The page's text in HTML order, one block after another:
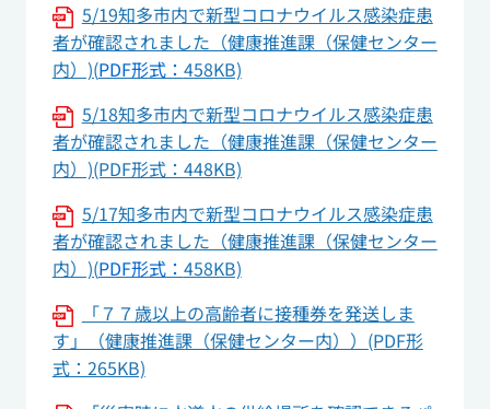
5/19知多市内で新型コロナウイルス感染症患
者が確認されました（健康推進課（保健センター
内）)(PDF形式： 458KB)
5/18知多市内で新型コロナウイルス感染症患
者が確認されました（健康推進課（保健センター
内）)(PDF形式：448KB)
5/17知多市内で新型コロナウイルス感染症患
者が確認されました（健康推進課（保健センター
内）)(PDF形式： 458KB)
「７７歳以上の高齢者に接種券を発送しま
す」（健康推進課（保健センター内））(PDF形
式：265KB)